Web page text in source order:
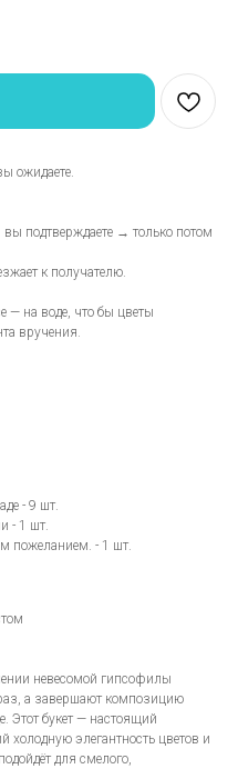
ожидаете.
подтверждаете → только потом
к получателю.
— на воде, что бы цветы
вручения.
- 9 шт.
- 1 шт.
пожеланием. - 1 шт.
невесомой гипсофилы
а завершают композицию
Этот букет — настоящий
холодную элегантность цветов и
для смелого,